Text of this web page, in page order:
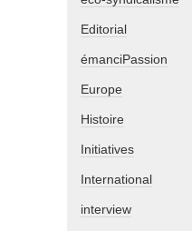
Editorial
émanciPassion
Europe
Histoire
Initiatives
International
interview